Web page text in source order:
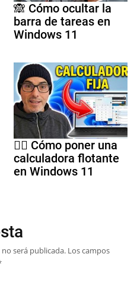
🙈 Cómo ocultar la
barra de tareas en
Windows 11
🤷‍♀️ Cómo poner una
calculadora flotante
en Windows 11
será publicada. Los campos